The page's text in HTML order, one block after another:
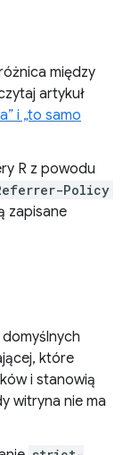
między
artykuł
i „to samo
R z powodu
Policy
zapisane
które
i stanowią
witryna nie ma